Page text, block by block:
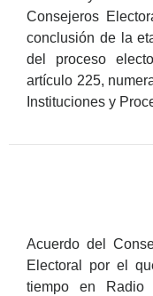
Consejeros
conclusión de la
del proceso
artículo 225,
Instituciones y
Acuerdo del
Electoral por el
tiempo en Radio